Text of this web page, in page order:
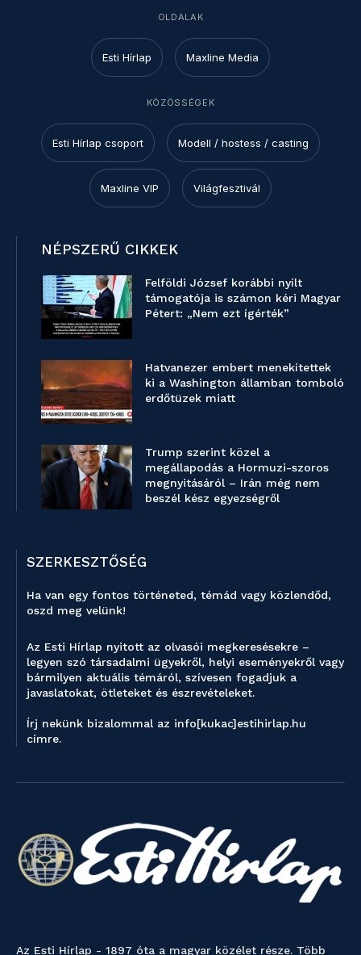
OLDALAK
Esti Hírlap Maxline Media
KÖZÖSSÉGEK
Esti Hírlap csoport Modell / hostess / casting
Maxline VIP Világfesztivál
NÉPSZERŰ CIKKEK
Felföldi József korábbi nyílt
támogatója is számon kéri Magyar
Pétert: „Nem ezt ígérték”
Hatvanezer embert menekítettek
ki a Washington államban tomboló
erdőtüzek miatt
Trump szerint közel a
megállapodás a Hormuzi-szoros
megnyitásáról – Irán még nem
beszél kész egyezségről
SZERKESZTŐSÉG
Ha van egy fontos történeted, témád vagy közlendőd,
oszd meg velünk!
Az Esti Hírlap nyitott az olvasói megkeresésekre –
legyen szó társadalmi ügyekről, helyi eseményekről vagy
bármilyen aktuális témáról, szívesen fogadjuk a
javaslatokat, ötleteket és észrevételeket.
Írj nekünk bizalommal az info[kukac]estihirlap.hu
címre.
Az Esti Hírlap - 1897 óta a magyar közélet része. Több